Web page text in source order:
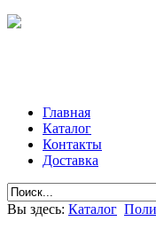
Главная
Каталог
Контакты
Доставка
Вы здесь: Каталог